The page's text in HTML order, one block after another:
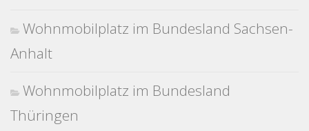
Wohnmobilplatz im Bundesland Sachsen-
Anhalt
Wohnmobilplatz im Bundesland
Thüringen